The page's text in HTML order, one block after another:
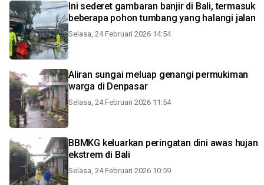
Ini sederet gambaran banjir di Bali, termasuk
beberapa pohon tumbang yang halangi jalan
Selasa, 24 Februari 2026 14:54
Aliran sungai meluap genangi permukiman
warga di Denpasar
Selasa, 24 Februari 2026 11:54
BBMKG keluarkan peringatan dini awas hujan
ekstrem di Bali
Selasa, 24 Februari 2026 10:59